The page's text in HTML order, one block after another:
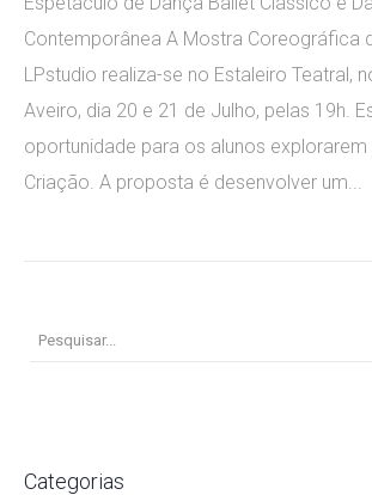
Contemporânea A Mostra Coreográfica
LPstudio realiza-se no Estaleiro Teatral,
Aveiro, dia 20 e 21 de Julho, pelas 19h.
oportunidade para os alunos
Criação. A proposta é desenvolver um...
Categorias